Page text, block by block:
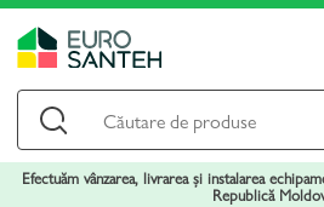
Efectuăm vânzarea, livrarea și instalarea
Republică